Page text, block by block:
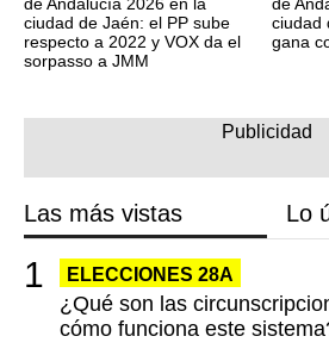
ciudad de Jaén: el PP sube
respecto a 2022 y VOX da el
sorpasso a JMM
ciudad
gana
Las más vistas Lo
ELECCIONES 28A
¿Qué son las
cómo funciona este